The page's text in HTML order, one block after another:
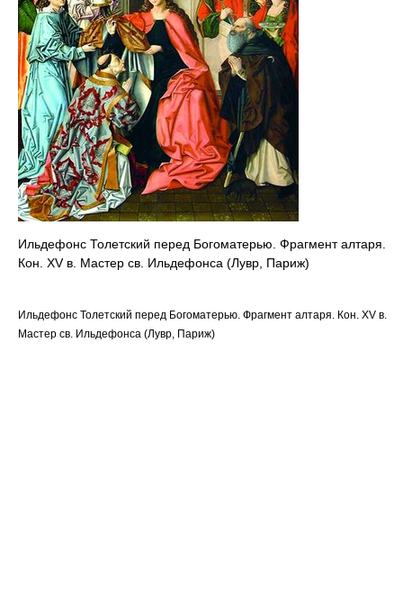
Ильдефонс Толетский перед Богоматерью. Фрагмент алтаря.
Кон. XV в. Мастер св. Ильдефонса (Лувр, Париж)
Ильдефонс Толетский перед Богоматерью. Фрагмент алтаря. Кон. XV в.
Мастер св. Ильдефонса (Лувр, Париж)